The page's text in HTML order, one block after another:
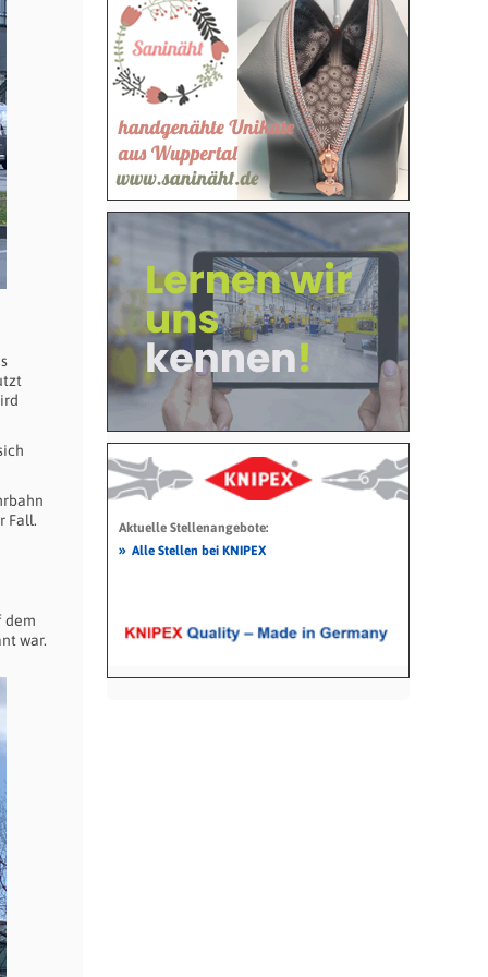
Fall.
dem
war.
Aktuelle Stellenangebote:
» Alle Stellen bei KNIPEX